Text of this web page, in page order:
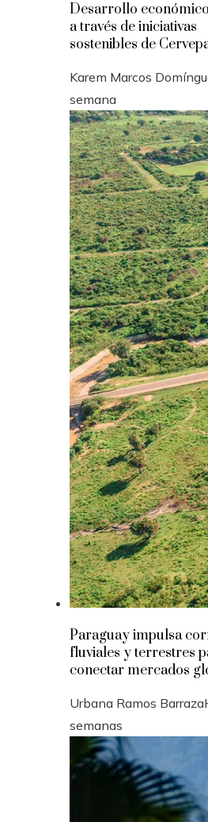
Desarrollo
a través de iniciativas
sostenibles de
Karem Marcos
semana
Paraguay impulsa
fluviales y terrestres
conectar mercados
Urbana Ramos Barraza
semanas